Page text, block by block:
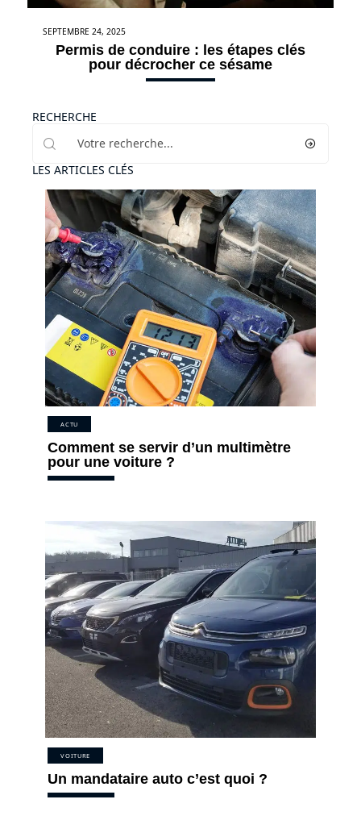
SEPTEMBRE 24, 2025
Permis de conduire : les étapes clés
pour décrocher ce sésame
RECHERCHE
LES ARTICLES CLÉS
ACTU
Comment se servir d’un multimètre
pour une voiture ?
VOITURE
Un mandataire auto c’est quoi ?